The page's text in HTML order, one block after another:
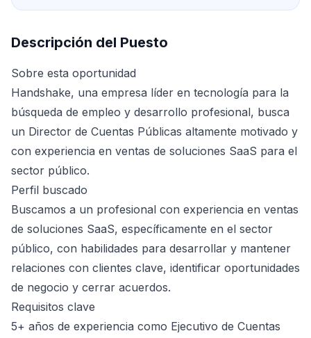
Descripción del Puesto
Sobre esta oportunidad
Handshake, una empresa líder en tecnología para la
búsqueda de empleo y desarrollo profesional, busca
un Director de Cuentas Públicas altamente motivado y
con experiencia en ventas de soluciones SaaS para el
sector público.
Perfil buscado
Buscamos a un profesional con experiencia en ventas
de soluciones SaaS, específicamente en el sector
público, con habilidades para desarrollar y mantener
relaciones con clientes clave, identificar oportunidades
de negocio y cerrar acuerdos.
Requisitos clave
5+ años de experiencia como Ejecutivo de Cuentas